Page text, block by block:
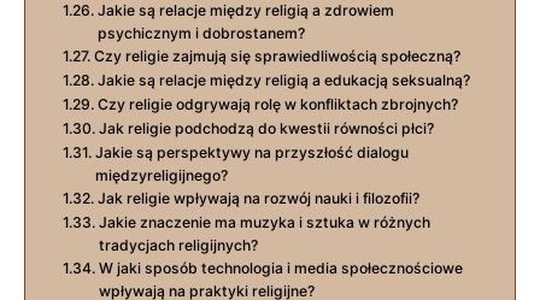
Jakie są relacje między religią a zdrowiem
psychicznym i dobrostanem?
Czy religie zajmują się sprawiedliwością społeczną?
Jakie są relacje między religią a edukacją seksualną?
Czy religie odgrywają rolę w konfliktach zbrojnych?
Jak religie podchodzą do kwestii równości płci?
Jakie są perspektywy na przyszłość dialogu
międzyreligijnego?
Jak religie wpływają na rozwój nauki i filozofii?
Jakie znaczenie ma muzyka i sztuka w różnych
tradycjach religijnych?
W jaki sposób technologia i media społecznościowe
wpływają na praktyki religijne?